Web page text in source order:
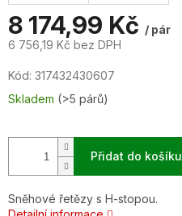
8 174,99 Kč / pár
6 756,19 Kč bez DPH
cena:
Kód: 317432430607
Skladem (>5 párů)
Přidat do košíku
Sněhové řetězy s H-stopou.